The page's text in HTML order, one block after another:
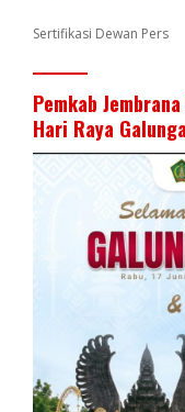
Sertifikasi Dewan Pers
Pemkab
Hari Raya